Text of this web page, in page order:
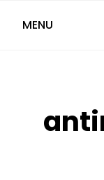
MENU